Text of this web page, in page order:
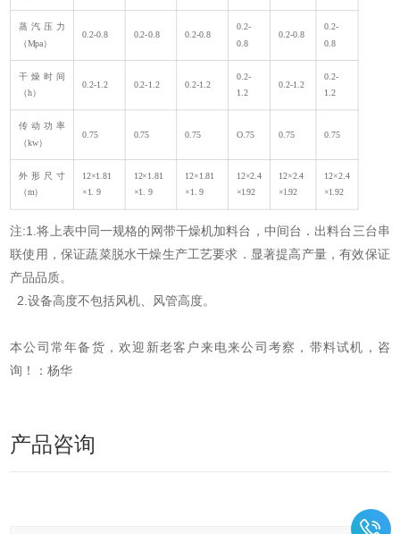
蒸汽压力
（Mpa）
0.2-0.8 0.2-0.8 0.2-0.8
0.2-
0.8
0.2-0.8
0.2-
0.8
干燥时间
（h）
0.2-1.2 0.2-1.2 0.2-1.2
0.2-
1.2
0.2-1.2
0.2-
1.2
传动功率
（kw）
0.75 0.75 0.75 O.75 0.75 0.75
外形尺寸
（m）
12×1.81
×1. 9
12×1.81
×1. 9
12×1.81
×1. 9
12×2.4
×l.92
12×2.4
×l.92
12×2.4
×l.92
注:1.将上表中同一规格的网带干燥机加料台，中间台．出料台三台串
联使用，保证蔬菜脱水干燥生产工艺要求．显著提高产量，有效保证
产品品质。
2.设备高度不包括风机、风管高度。
本公司常年备货，欢迎新老客户来电来公司考察，带料试机，咨
询！：杨华
产品咨询